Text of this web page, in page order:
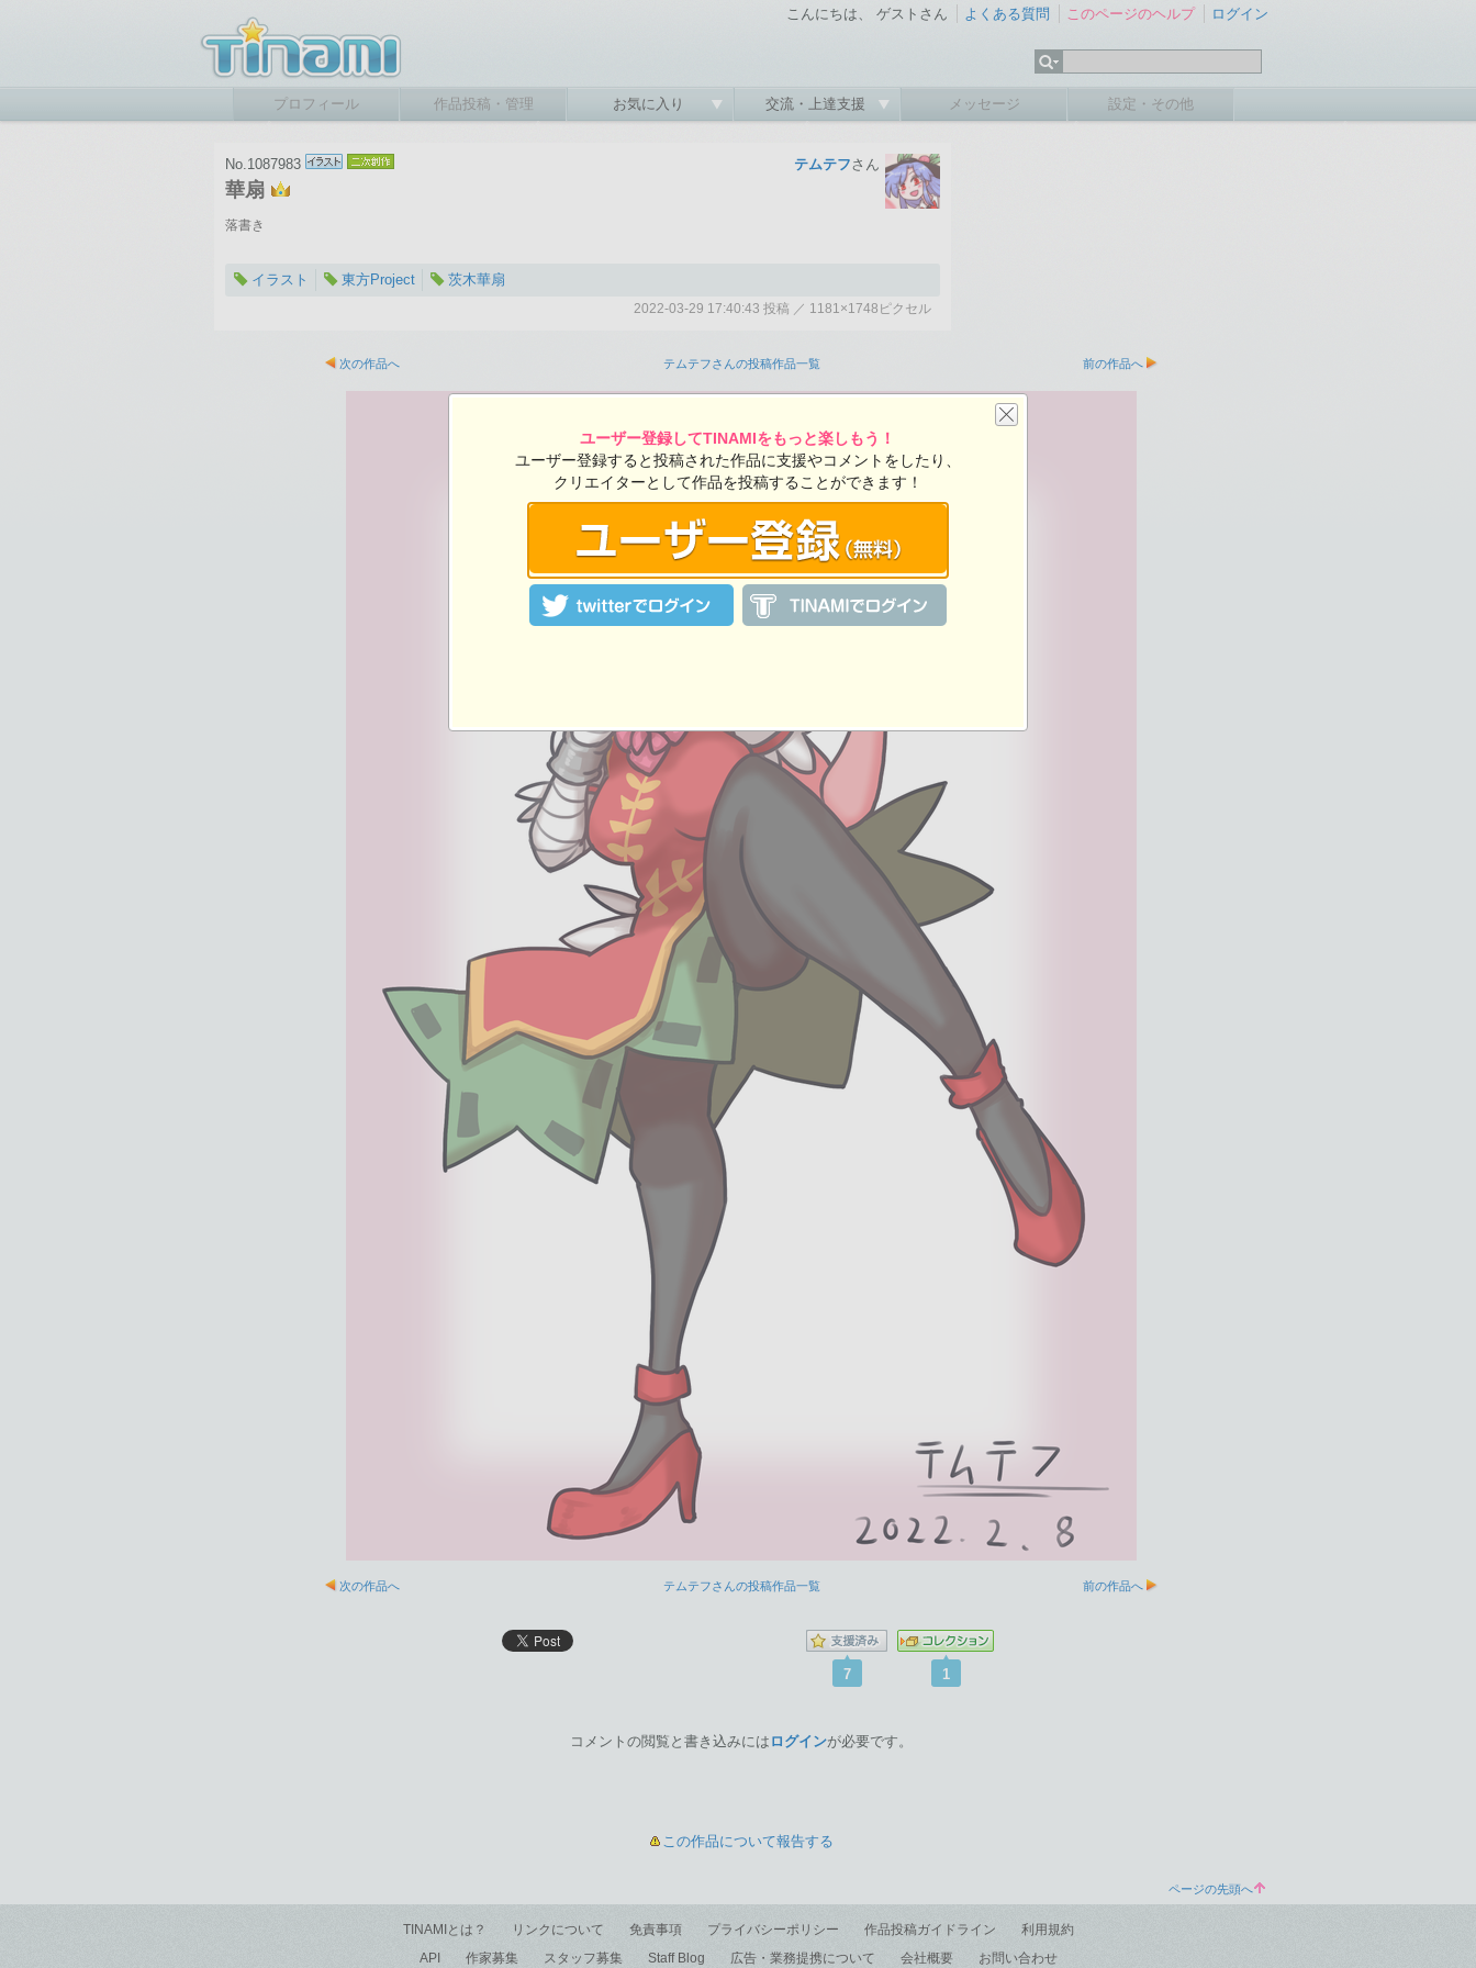
こんにちは、 ゲストさん よくある質問 このページのヘルプ ログイン
プロフィール 作品投稿・管理 お気に入り 交流・上達支援 メッセージ 設定・その他
No.1087983
華扇
テムテフさん
落書き
イラスト 東方Project 茨木華扇
2022-03-29 17:40:43 投稿 ／ 1181×1748ピクセル
次の作品へ テムテフさんの投稿作品一覧 前の作品へ
1181×1748ピクセル
次の作品へ テムテフさんの投稿作品一覧 前の作品へ
7 1
コメントの閲覧と書き込みには ログインが必要です。
この作品について報告する
ページの先頭へ
TINAMIとは？ リンクについて 免責事項 プライバシーポリシー 作品投稿ガイドライン
利用規約
API
作家募集 スタッフ募集 Staff Blog 広告・業務提携について 会社概要 お問い合わせ
ユーザー登録してTINAMIをもっと楽しもう！
ユーザー登録すると投稿された作品に支援やコメントをしたり、
クリエイターとして作品を投稿することができます！